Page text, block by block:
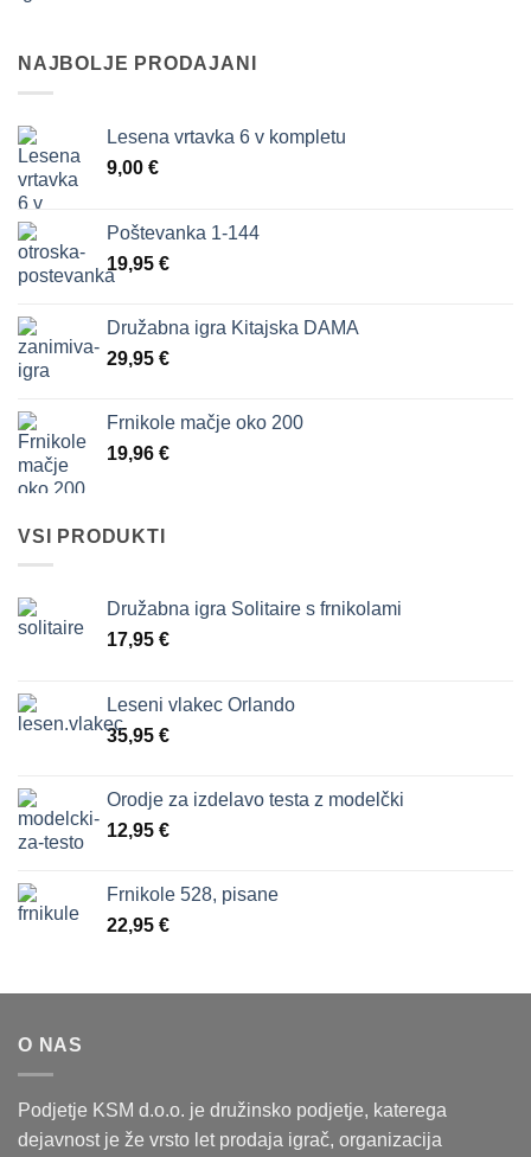
NAJBOLJE PRODAJANI
Lesena vrtavka 6 v kompletu
9,00 €
Poštevanka 1-144
19,95 €
Družabna igra Kitajska DAMA
29,95 €
Frnikole mačje oko 200
19,96 €
VSI PRODUKTI
Družabna igra Solitaire s frnikolami
17,95 €
Leseni vlakec Orlando
35,95 €
Orodje za izdelavo testa z modelčki
12,95 €
Frnikole 528, pisane
22,95 €
O NAS
Podjetje KSM d.o.o. je družinsko podjetje, katerega
dejavnost je že vrsto let prodaja igrač, organizacija